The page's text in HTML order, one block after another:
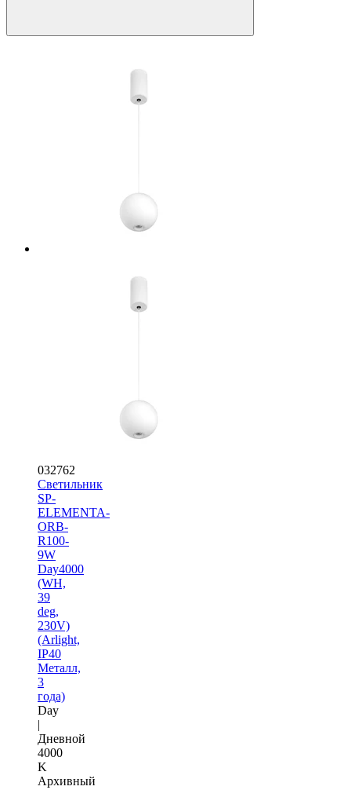
032762
Светильник
SP-
ELEMENTA-
ORB-
R100-
9W
Day4000
(WH,
39
deg,
230V)
(Arlight,
IP40
Металл,
3
года)
Day
|
Дневной
4000
K
Архивный